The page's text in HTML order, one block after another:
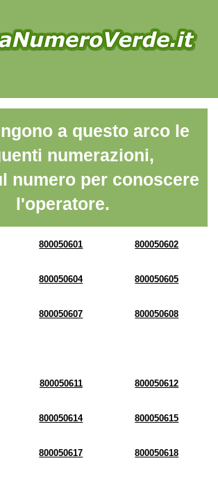
a questo arco le
numerazioni,
numero per conoscere
l'operatore.
800050601 800050602
800050604 800050605
800050607 800050608
800050611 800050612
800050614 800050615
800050617 800050618